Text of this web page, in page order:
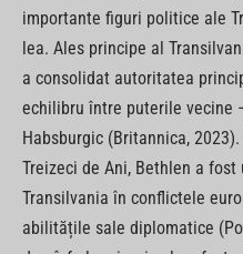
importante figuri politice ale
lea. Ales principe al
a consolidat autoritatea
echilibru între puterile vecine
Habsburgic (Britannica,
Treizeci de Ani, Bethlen a
Transilvania în conflictele
abilitățile sale diplomatice